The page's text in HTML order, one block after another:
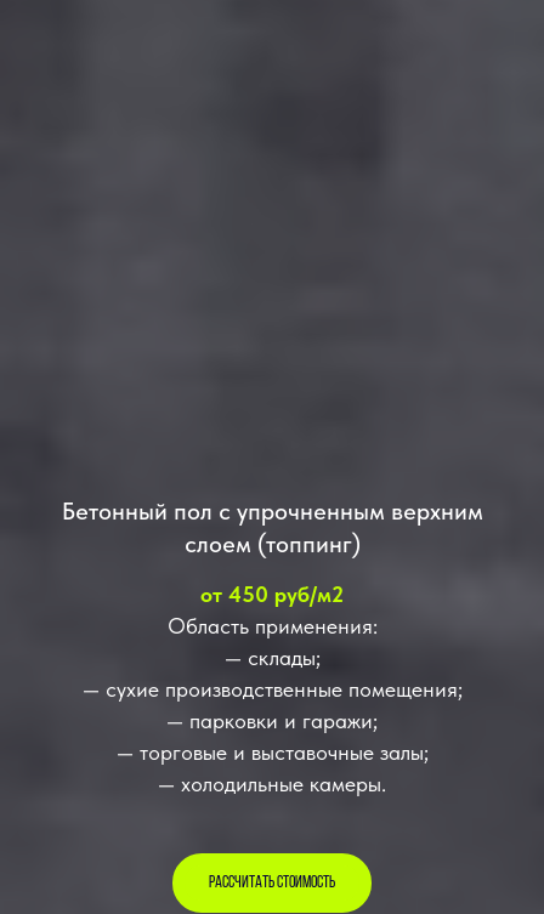
Бетонный пол с упрочненным верхним
слоем (топпинг)
от 450 руб/м2
Область применения:
— склады;
— сухие производственные помещения;
— парковки и гаражи;
— торговые и выставочные залы;
— холодильные камеры.
РАССЧИТАТЬ СТОИМОСТЬ